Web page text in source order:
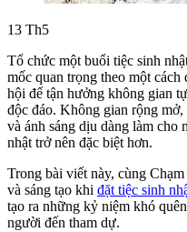
13 Th5
Tổ chức một buổi tiệc sinh
mốc quan trọng theo một
hội để tận hưởng không gian
độc đáo. Không gian rộng
và ánh sáng dịu dàng làm cho
nhật trở nên đặc biệt hơn.
Trong bài viết này, cùng
và sáng tạo khi đặt tiệc sinh
tạo ra những kỷ niệm khó
người đến tham dự.